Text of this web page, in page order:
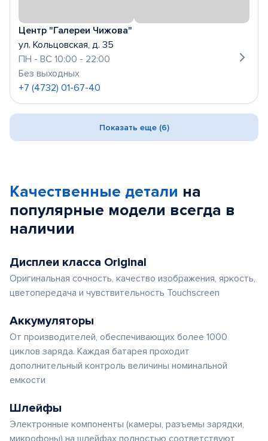
Центр "Галереи Чижова"
ул. Кольцовская, д. 35
ПН - ВС 10:00 - 22:00
Без выходных
+7 (4732) 01-67-40
Показать еще (6)
Качественные детали на
популярные модели всегда в
наличии
Дисплеи класса Original
Оригинальная сочность, качество изображения, яркость,
цветопередача и чувствительность Touchscreen
Аккумуляторы
От производителей, обеспечивающих более 1000
циклов заряда. Каждая батарея проходит
дополнительный контроль величины номинальной
емкости
Шлейфы
Электронные компоненты (камеры, разъемы зарядки,
микрофоны) на шлейфах полностью соответствуют